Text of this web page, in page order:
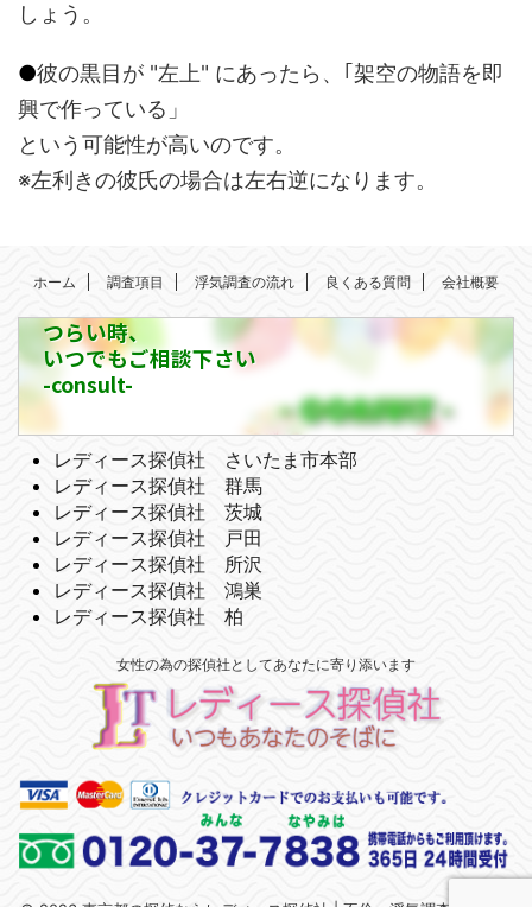
しょう。
●彼の黒目が "左上" にあったら、｢架空の物語を即
興で作っている」
という可能性が高いのです。
※左利きの彼氏の場合は左右逆になります。
ホーム 調査項目 浮気調査の流れ 良くある質問 会社概要
つらい時、
いつでもご相談下さい
-consult-
レディース探偵社 さいたま市本部
レディース探偵社 群馬
レディース探偵社 茨城
レディース探偵社 戸田
レディース探偵社 所沢
レディース探偵社 鴻巣
レディース探偵社 柏
女性の為の探偵社としてあなたに寄り添います